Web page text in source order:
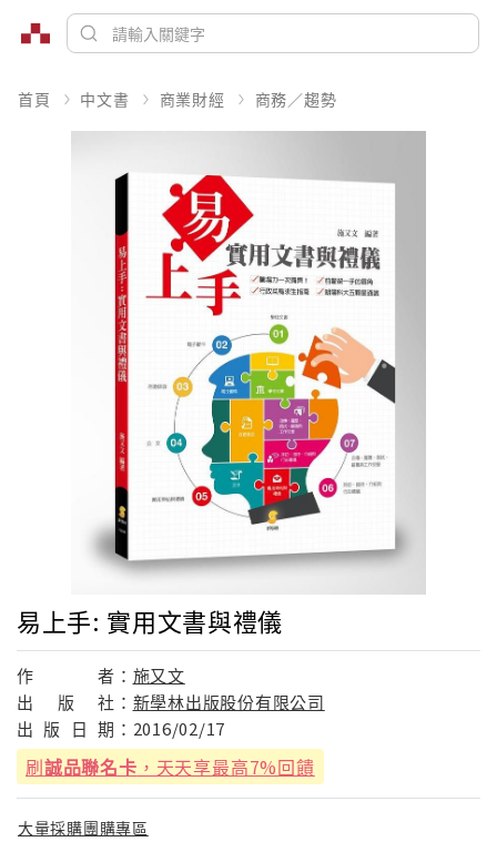
首頁 中文書 商業財經 商務／趨勢
易上手: 實用文書與禮儀
作 者： 施又文
出
版 社： 新學林出版股份有限公司
出 版 日 期： 2016/02/17
刷誠品聯名卡 ，天天享最高7%回饋
大量採購團購專區